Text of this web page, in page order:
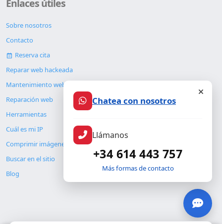
Enlaces útiles
Sobre nosotros
Contacto
Reserva cita
Reparar web hackeada
Mantenimiento web
Reparación web
Herramientas
Cuál es mi IP
Comprimir imágenes
Buscar en el sitio
Blog
Chatea con nosotros
Llámanos
+34 614 443 757
Más formas de contacto